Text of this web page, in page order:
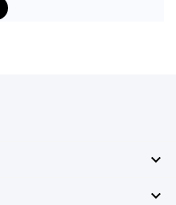

